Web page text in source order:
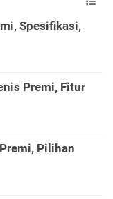
Spesifikasi,
Premi, Fitur
Pilihan